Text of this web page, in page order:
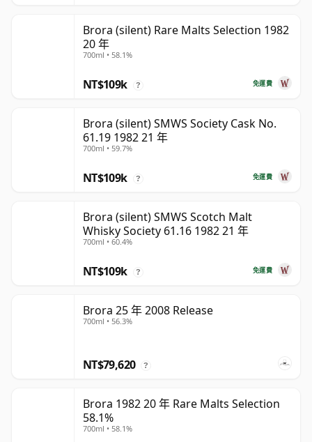
Brora (silent) Rare Malts Selection 1982
20 年
700ml • 58.1%
免運費
NT$109k ?
Brora (silent) SMWS Society Cask No.
61.19 1982 21 年
700ml • 59.7%
免運費
NT$109k ?
Brora (silent) SMWS Scotch Malt
Whisky Society 61.16 1982 21 年
700ml • 60.4%
免運費
NT$109k ?
Brora 25 年 2008 Release
700ml • 56.3%
NT$79,620 ?
Brora 1982 20 年 Rare Malts Selection
58.1%
700ml • 58.1%